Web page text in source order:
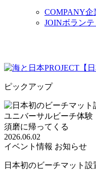
COMPANY企
JOINボラン
ピックアップ
2026.06.02
イベント情報 お知らせ
日本初のビーチマット